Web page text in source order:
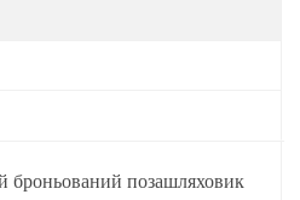
броньований позашляховик